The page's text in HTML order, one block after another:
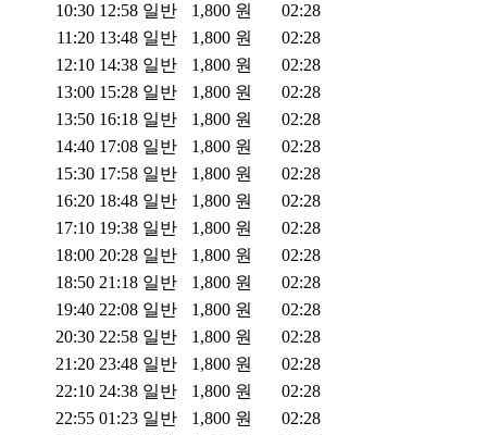
10:30 12:58 일반 1,800 원
02:28
11:20 13:48 일반 1,800 원
02:28
12:10 14:38 일반 1,800 원
02:28
13:00 15:28 일반 1,800 원
02:28
13:50 16:18 일반 1,800 원
02:28
14:40 17:08 일반 1,800 원
02:28
15:30 17:58 일반 1,800 원
02:28
16:20 18:48 일반 1,800 원
02:28
17:10 19:38 일반 1,800 원
02:28
18:00 20:28 일반 1,800 원
02:28
18:50 21:18 일반 1,800 원
02:28
19:40 22:08 일반 1,800 원
02:28
20:30 22:58 일반 1,800 원
02:28
21:20 23:48 일반 1,800 원
02:28
22:10 24:38 일반 1,800 원
02:28
22:55 01:23 일반 1,800 원
02:28